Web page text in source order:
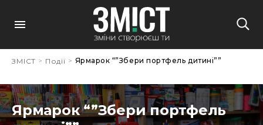
ЗМІСТ > Події > Ярмарок “”Збери портфель дитині””
Ярмарок “”Збери портфель